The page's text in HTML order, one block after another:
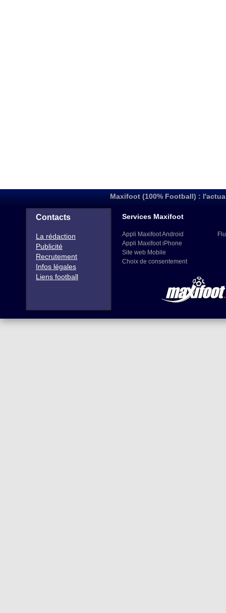
Maxifoot (100% Football) :
Contacts
La rédaction
Publicité
Recrutement
Infos légales
Liens football
Services Maxifoot
Appli Maxifoot Android
Appli Maxifoot iPhone
Site web Mobile
Choix de consentement